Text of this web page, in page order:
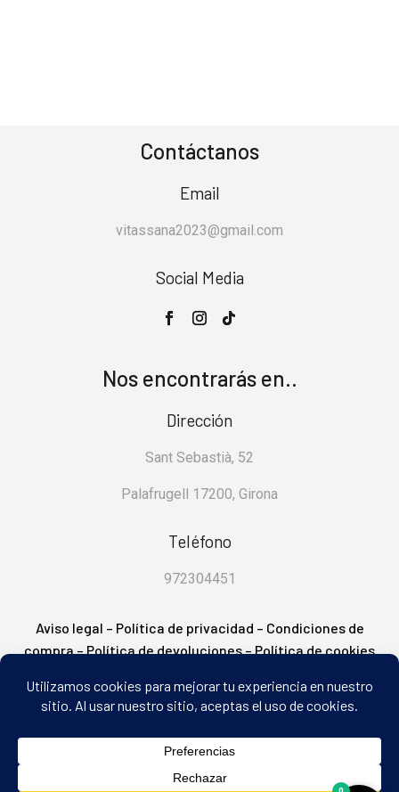
Contáctanos
Email
vitassana2023@gmail.com
Social Media
Nos encontrarás en..
Dirección
Sant Sebastià, 52
Palafrugell 17200, Girona
Teléfono
972304451
Aviso legal – Política de privacidad – Condiciones de
compra–Política de devoluciones–Política de cookies